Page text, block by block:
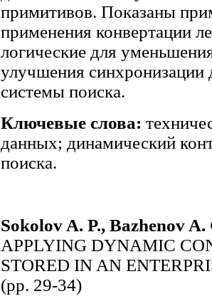
примитивов. Показаны
применения конвертации
логические для
улучшения
системы поиска.
Ключевые слова:
данных; динамический
поиска.
Sokolov A. P., Вazhenov A.
APPLYING DYNAMIC
STORED IN AN
(pp. 29-34)